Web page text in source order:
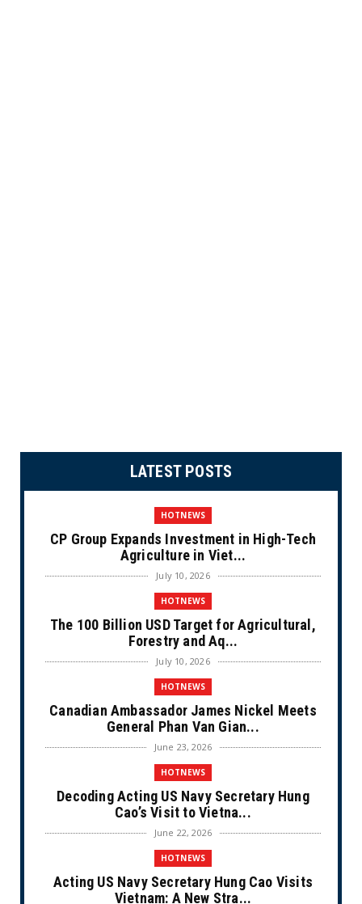
LATEST POSTS
HOTNEWS
CP Group Expands Investment in High-Tech
Agriculture in Viet...
July 10, 2026
HOTNEWS
The 100 Billion USD Target for Agricultural,
Forestry and Aq...
July 10, 2026
HOTNEWS
Canadian Ambassador James Nickel Meets
General Phan Van Gian...
June 23, 2026
HOTNEWS
Decoding Acting US Navy Secretary Hung
Cao’s Visit to Vietna...
June 22, 2026
HOTNEWS
Acting US Navy Secretary Hung Cao Visits
Vietnam: A New Stra...